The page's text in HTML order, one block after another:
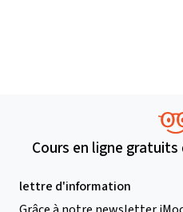
Cours en ligne
lettre d'information